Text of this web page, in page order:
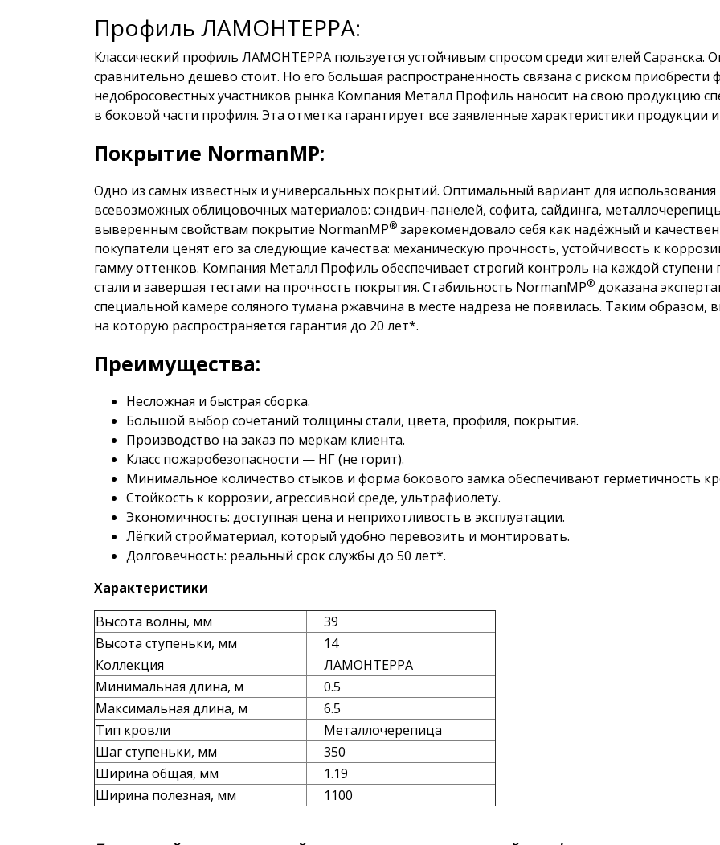
Профиль ЛАМОНТЕРРА:
Классический профиль ЛАМОНТЕРРА пользуется устойчивым спросом среди жителей Саранска.
сравнительно дёшево стоит. Но его большая распространённость связана с риском
недобросовестных участников рынка Компания Металл Профиль наносит на свою продукцию
в боковой части профиля. Эта отметка гарантирует все заявленные характеристики продукции
Покрытие NormanMP:
Одно из самых известных и универсальных покрытий. Оптимальный вариант для использования
всевозможных облицовочных материалов: сэндвич-панелей, софита, сайдинга,
выверенным свойствам покрытие NormanMP® зарекомендовало себя как надёжный и
покупатели ценят его за следующие качества: механическую прочность, устойчивость к
гамму оттенков. Компания Металл Профиль обеспечивает строгий контроль на каждой ступени
стали и завершая тестами на прочность покрытия. Стабильность NormanMP® доказана
специальной камере соляного тумана ржавчина в месте надреза не появилась. Таким образом,
на которую распространяется гарантия до 20 лет*.
Преимущества:
Несложная и быстрая сборка.
Большой выбор сочетаний толщины стали, цвета, профиля, покрытия.
Производство на заказ по меркам клиента.
Класс пожаробезопасности — НГ (не горит).
Минимальное количество стыков и форма бокового замка обеспечивают герметичность
Стойкость к коррозии, агрессивной среде, ультрафиолету.
Экономичность: доступная цена и неприхотливость в эксплуатации.
Лёгкий стройматериал, который удобно перевозить и монтировать.
Долговечность: реальный срок службы до 50 лет*.
Характеристики
Высота волны, мм
39
Высота ступеньки, мм
14
Коллекция
ЛАМОНТЕРРА
Минимальная длина, м
0.5
Максимальная длина, м
6.5
Тип кровли
Металлочерепица
Шаг ступеньки, мм
350
Ширина общая, мм
1.19
Ширина полезная, мм
1100